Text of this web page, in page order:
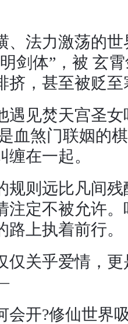
、法力激荡的
剑体”，被 玄
挤，甚至被贬
遇见焚天宫圣
血煞门联姻的
在一起。
规则远比凡间
注定不被允许
上执着前行。
仅关乎爱情，
会开?修仙世界